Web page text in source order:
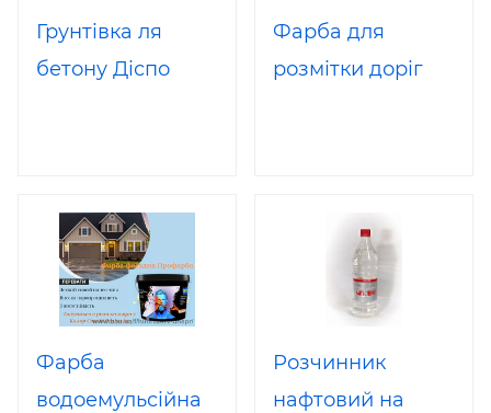
Грунтівка ля
бетону Діспо
Фарба для
розмітки доріг
Фарба
водоемульсійна
Розчинник
нафтовий на